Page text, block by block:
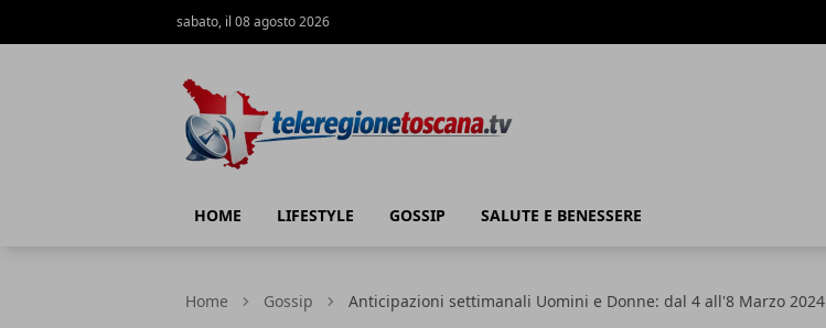
sabato, il 08 agosto 2026
HOME LIFESTYLE GOSSIP SALUTE E BENESSERE
Home Gossip Anticipazioni settimanali Uomini e Donne: dal 4 all'8 Marzo 2024